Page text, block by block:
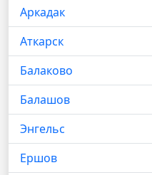
Аркадак
Аткарск
Балаково
Балашов
Энгельс
Ершов